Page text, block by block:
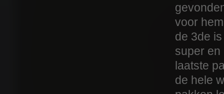
voor
de 3de
super en
laatste
de hele